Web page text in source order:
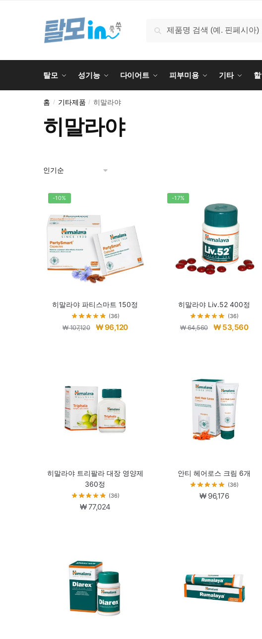
검색
탈모 성기능 다이어트 피부미용 기타
홈 / 기타제품 / 히말라야
히말라야
-10%
히말라야 파티스마트 150정
(36)
₩107,120
원
₩96,120현
-17%
히말라야 Liv.52 400정
(36)
₩64,560
원
₩ 53,560현
히말라야 트리팔라 대장 영양제
360정
(36)
₩77,024
안티 헤어로스 크림 6개
(36)
₩96,176